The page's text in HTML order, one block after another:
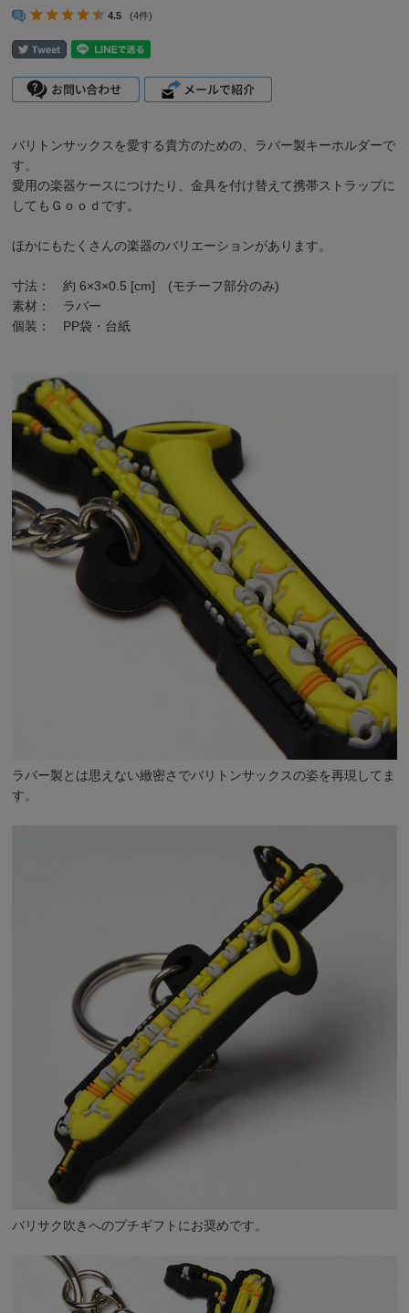
4.5 (4件)
バリトンサックスを愛する貴方のための、ラバー製キーホルダーで
す。
愛用の楽器ケースにつけたり、金具を付け替えて携帯ストラップに
してもＧｏｏｄです。
ほかにもたくさんの楽器のバリエーションがあります。
寸法： 約 6×3×0.5 [cm] (モチーフ部分のみ)
素材： ラバー
個装： PP袋・台紙
ラバー製とは思えない緻密さでバリトンサックスの姿を再現してま
す。
バリサク吹きへのプチギフトにお奨めです。